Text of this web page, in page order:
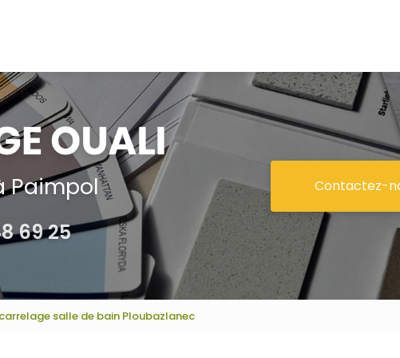
Paimpol
69 25
Contactez-
salle de bain Ploubazlanec